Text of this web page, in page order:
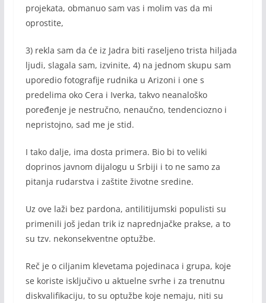
projekata, obmanuo sam vas i molim vas da mi
oprostite,
3) rekla sam da će iz Jadra biti raseljeno trista hiljada
ljudi, slagala sam, izvinite, 4) na jednom skupu sam
uporedio fotografije rudnika u Arizoni i one s
predelima oko Cera i Iverka, takvo neanaloško
poređenje je nestručno, nenaučno, tendenciozno i
nepristojno, sad me je stid.
I tako dalje, ima dosta primera. Bio bi to veliki
doprinos javnom dijalogu u Srbiji i to ne samo za
pitanja rudarstva i zaštite životne sredine.
Uz ove laži bez pardona, antilitijumski populisti su
primenili još jedan trik iz naprednjačke prakse, a to
su tzv. nekonsekventne optužbe.
Reč je o ciljanim klevetama pojedinaca i grupa, koje
se koriste isključivo u aktuelne svrhe i za trenutnu
diskvalifikaciju, to su optužbe koje nemaju, niti su